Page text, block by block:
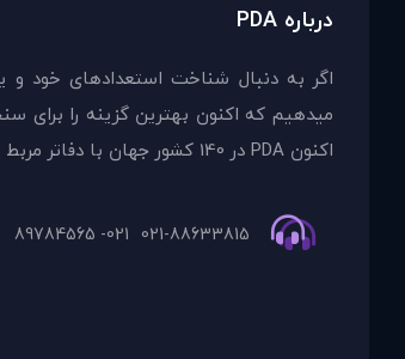
درباره PDA
اگر به دنبال شناخت استعدادهای خود
اکنون PDA در 140 کشور جهان با دفاتر مربط بهم در حال ارزیاب
021-88633815
021- 89784565